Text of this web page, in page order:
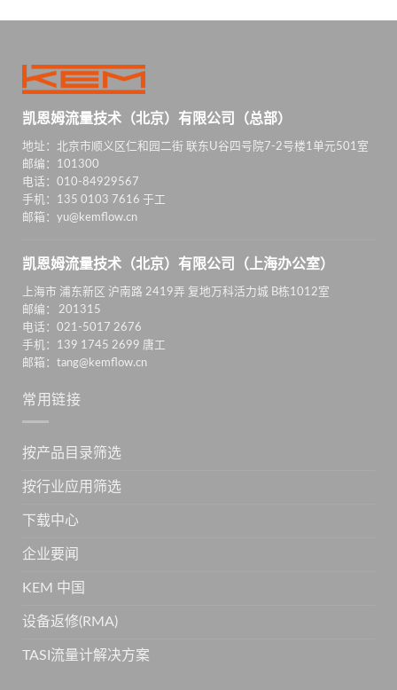
凯恩姆流量技术（北京）有限公司（总部）
地址：北京市顺义区仁和园二街 联东U谷四号院7-2号楼1单元501室
邮编：101300
电话：010-84929567
手机：135 0103 7616 于工
邮箱：yu@kemflow.cn
凯恩姆流量技术（北京）有限公司（上海办公室）
上海市 浦东新区 沪南路 2419弄 复地万科活力城 B栋1012室
邮编： 201315
电话：021-5017 2676
手机：139 1745 2699 唐工
邮箱：tang@kemflow.cn
常用链接
按产品目录筛选
按行业应用筛选
下载中心
企业要闻
KEM 中国
设备返修(RMA)
TASI流量计解决方案